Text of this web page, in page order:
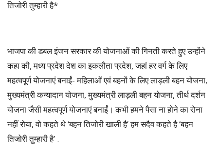
तिजोरी तुम्हारी है*
भाजपा की डबल इंजन सरकार की योजनाओं की गिनती करते हुए उन्होंने
कहा की, मध्य प्रदेश देश का इकलौता प्रदेश, जहां हर वर्ग के लिए
महत्वपूर्ण योजनाएं बनाईं- महिलाओं एवं बहनों के लिए लाड़ली बहन योजना,
मुख्यमंत्री कन्यादान योजना, मुख्यमंत्री लाड़ली बहन योजना, तीर्थ दर्शन
योजना जैसी महत्वपूर्ण योजनाएं बनाईं। कभी हमने पैसा ना होने का रोना
नहीं रोया, वो कहते थे ‘बहन तिजोरी खाली है’ हम सदैव कहते है ‘बहन
तिजोरी तुम्हारी है’ .